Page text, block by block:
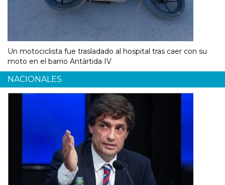
Un motociclista fue trasladado al hospital tras caer con su
moto en el barrio Antártida IV
NACIONALES